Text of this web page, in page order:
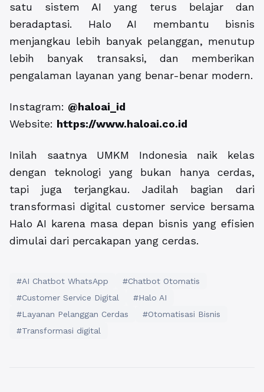
satu sistem AI yang terus belajar dan
beradaptasi. Halo AI membantu bisnis
menjangkau lebih banyak pelanggan, menutup
lebih banyak transaksi, dan memberikan
pengalaman layanan yang benar-benar modern.
Instagram: @haloai_id
Website: https://www.haloai.co.id
Inilah saatnya UMKM Indonesia naik kelas
dengan teknologi yang bukan hanya cerdas,
tapi juga terjangkau. Jadilah bagian dari
transformasi digital customer service bersama
Halo AI karena masa depan bisnis yang efisien
dimulai dari percakapan yang cerdas.
#AI Chatbot WhatsApp
#Chatbot Otomatis
#Customer Service Digital
#Halo AI
#Layanan Pelanggan Cerdas
#Otomatisasi Bisnis
#Transformasi digital